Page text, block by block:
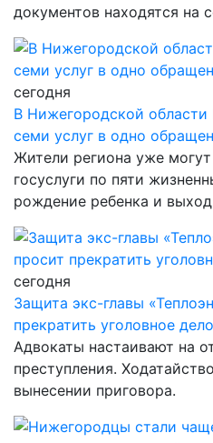
документов находятся на
сегодня
В Нижегородской
семи услуг в одно
Жители региона уже
госуслуги по пяти
рождение ребенка и выход
сегодня
Защита экс-главы
прекратить уголовное дело
Адвокаты настаивают на
преступления.
вынесении приговора.